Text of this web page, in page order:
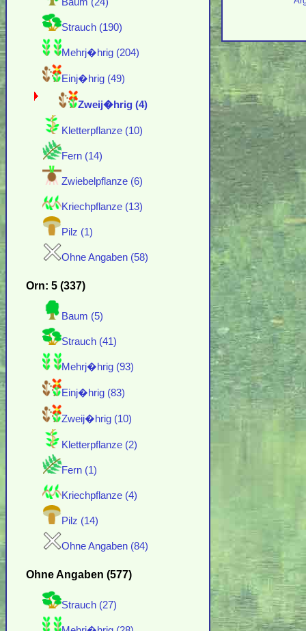
Baum (24)
Strauch (190)
Mehrj�hrig (204)
Einj�hrig (49)
Zweij�hrig (4)
Kletterpflanze (10)
Fern (14)
Zwiebelpflanze (6)
Kriechpflanze (13)
Pilz (1)
Ohne Angaben (58)
Orn: 5 (337)
Baum (5)
Strauch (41)
Mehrj�hrig (93)
Einj�hrig (83)
Zweij�hrig (10)
Kletterpflanze (2)
Fern (1)
Kriechpflanze (4)
Pilz (14)
Ohne Angaben (84)
Ohne Angaben (577)
Strauch (27)